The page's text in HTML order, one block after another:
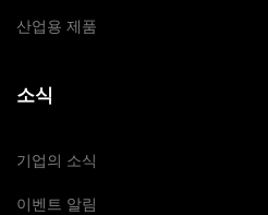
산업용 제품
소식
기업의 소식
이벤트 알림